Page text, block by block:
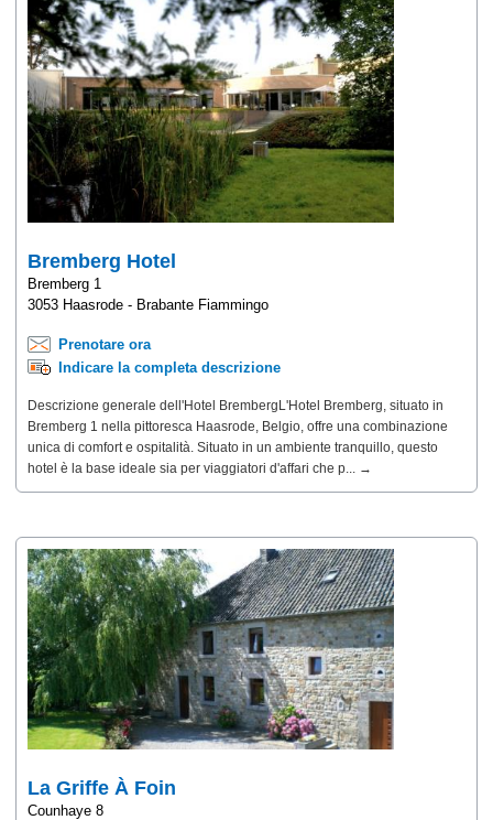
Bremberg Hotel
Bremberg 1
3053 Haasrode - Brabante Fiammingo
Prenotare ora
Indicare la completa descrizione
Descrizione generale dell'Hotel BrembergL'Hotel Bremberg, situato in
Bremberg 1 nella pittoresca Haasrode, Belgio, offre una combinazione
unica di comfort e ospitalità. Situato in un ambiente tranquillo, questo
hotel è la base ideale sia per viaggiatori d'affari che p... →
La Griffe À Foin
Counhaye 8